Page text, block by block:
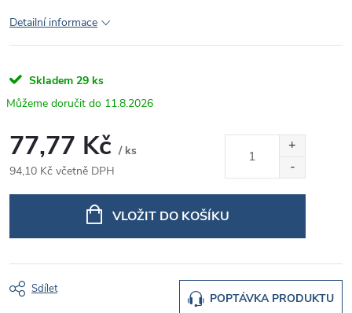
Detailní informace
Skladem 29 ks
11.8.2026
77,77 Kč / ks
94,10 Kč včetně DPH
VLOŽIT DO KOŠÍKU
POPTÁVKA PRODUKTU
Sdílet